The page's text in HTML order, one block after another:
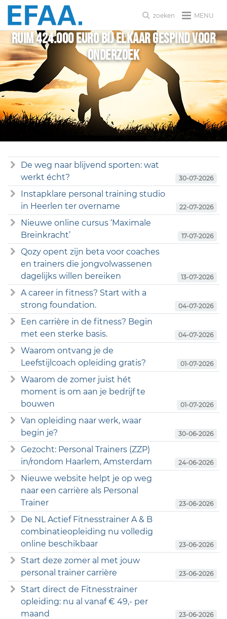
MENU
zoeken
Ruim 424.000 euro bij elkaar gespind voor
onderzoek
De weg naar blijvend sporten: wat
werkt écht?
30-07-2026
Instapklare personal training studio
in Heerlen ter overname
22-07-2026
Nieuwe online cursus ‘Maximale
Breinkracht’
17-07-2026
Qozy opent zijn beta voor coaches
en trainers die jongvolwassenen
dagelijks willen bereiken
13-07-2026
A career in fitness? Start with a
strong foundation.
04-07-2026
Een carrière in de fitness? Begin
met een sterke basis.
04-07-2026
Waarom ontvang je de
Leefstijlcoach opleiding gratis?
01-07-2026
Waarom de zomer juist hét
moment is om aan je bedrijf te
bouwen
01-07-2026
Van opleiding naar werk, waar
begin je?
30-06-2026
Gezocht: Personal Trainers (ZZP)
in/rondom Haarlem, Amsterdam
24-06-2026
Nieuwe website helpt je op weg
naar een carrière als Personal
Trainer
23-06-2026
De NL Actief Fitnesstrainer A & B
combinatieopleiding nu volledig
online beschikbaar
23-06-2026
Start deze zomer al met jouw
personal trainer carrière
23-06-2026
Start direct de Fitnesstrainer
opleiding: nu al vanaf € 49,- per
maand
23-06-2026